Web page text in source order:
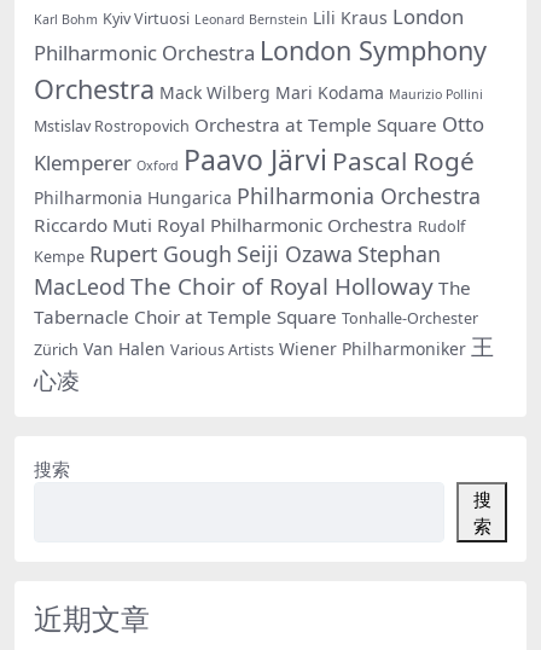
Karl Bohm Kyiv Virtuosi Leonard Bernstein Lili Kraus London
Philharmonic Orchestra London Symphony
Orchestra Mack Wilberg Mari Kodama Maurizio Pollini
Mstislav Rostropovich Orchestra at Temple Square Otto
Klemperer Oxford Paavo Järvi Pascal Rogé
Philharmonia Hungarica Philharmonia Orchestra
Riccardo Muti Royal Philharmonic Orchestra Rudolf
Kempe Rupert Gough Seiji Ozawa Stephan
MacLeod The Choir of Royal Holloway The
Tabernacle Choir at Temple Square Tonhalle-Orchester
Zürich Van Halen Various Artists Wiener Philharmoniker 王
心凌
搜索
搜
索
近期文章